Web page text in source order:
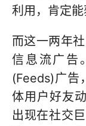
利用，肯定能
而这一两年
信息流广告
(Feeds)广告
体用户好友
出现在社交